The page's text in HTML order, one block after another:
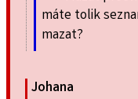
máte tolik
mazat?
Johana